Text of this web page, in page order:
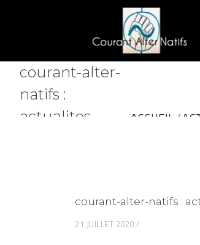
courant-alter-
natifs :
actualites –
ACCUEIL
courant-alter-natifs :
21 JUILLET 2020